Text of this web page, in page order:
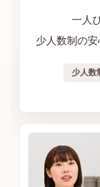
一人
少人数制の安
少人数